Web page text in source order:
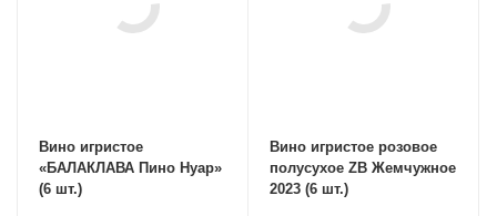
Вино игристое
«БАЛАКЛАВА Пино Нуар»
(6 шт.)
Вино игристое розовое
полусухое ZB Жемчужное
2023 (6 шт.)